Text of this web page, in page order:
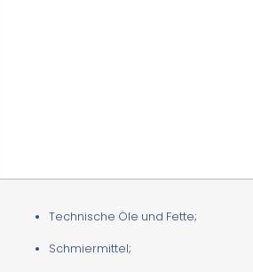
Technische Öle und Fette;
Schmiermittel;